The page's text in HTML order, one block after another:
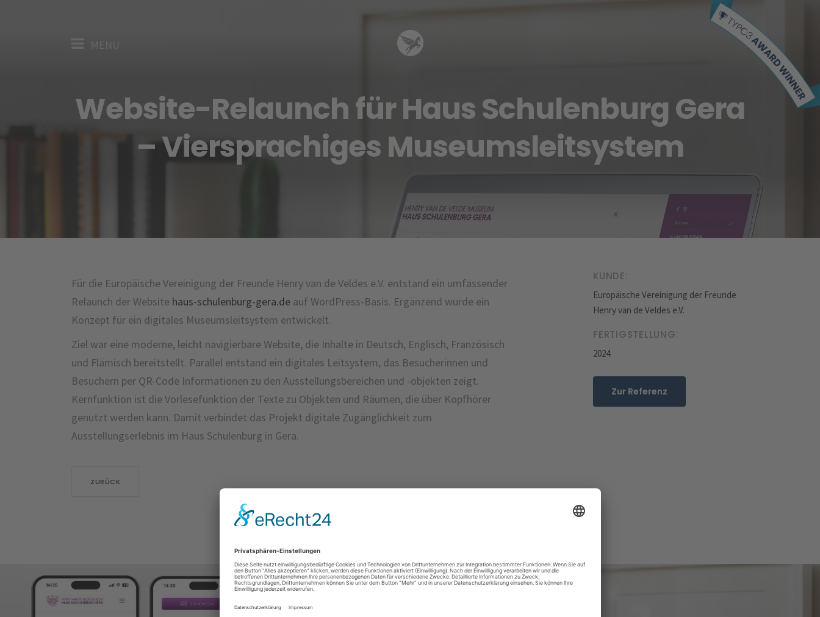
MenuMENU
Website-Relaunch für Haus Schulenburg Gera
– Viersprachiges Museumsleitsystem
Für die Europäische Vereinigung der Freunde Henry van de Veldes e.V. entstand ein umfassender
Relaunch der Website haus-schulenburg-gera.de auf WordPress-Basis. Ergänzend wurde ein
Konzept für ein digitales Museumsleitsystem entwickelt.
Ziel war eine moderne, leicht navigierbare Website, die Inhalte in Deutsch, Englisch, Französisch
und Flämisch bereitstellt. Parallel entstand ein digitales Leitsystem, das Besucherinnen und
Besuchern per QR-Code Informationen zu den Ausstellungsbereichen und -objekten zeigt.
Kernfunktion ist die Vorlesefunktion der Texte zu Objekten und Räumen, die über Kopfhörer
genutzt werden kann. Damit verbindet das Projekt digitale Zugänglichkeit zum
Ausstellungserlebnis im Haus Schulenburg in Gera.
ZURÜCK
KUNDE:
Europäische Vereinigung der Freunde
Henry van de Veldes e.V.
FERTIGSTELLUNG:
2024
Zur Referenz